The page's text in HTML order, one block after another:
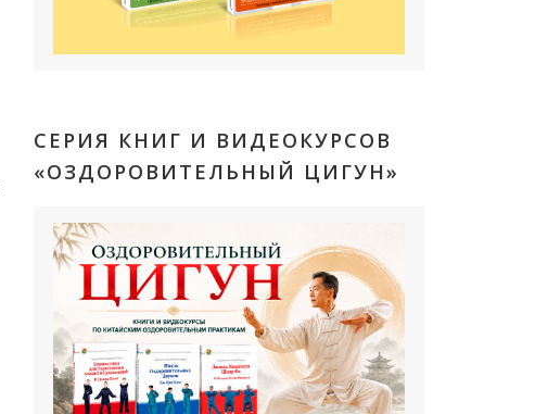
СЕРИЯ КНИГ И ВИДЕОКУРСОВ
«ОЗДОРОВИТЕЛЬНЫЙ ЦИГУН»